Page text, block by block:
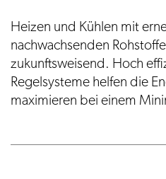
Heizen und Kühlen mit
nachwachsenden
zukunftsweisend. Hoch
Regelsysteme helfen die
maximieren bei einem